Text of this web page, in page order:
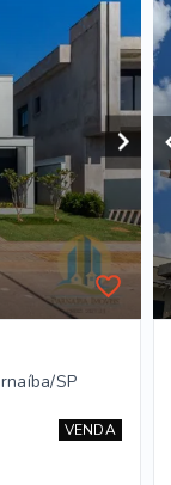
SP
VENDA